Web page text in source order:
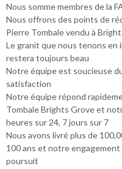
Nous somme membres de la
Nous offrons des points de
Pierre Tombale vendu à
Le granit que nous tenons
restera toujours beau
Notre équipe est soucieuse
satisfaction
Notre équipe répond
Tombale Brights Grove et
heures sur 24, 7 jours sur 7
Nous avons livré plus de
100 ans et notre
poursuit